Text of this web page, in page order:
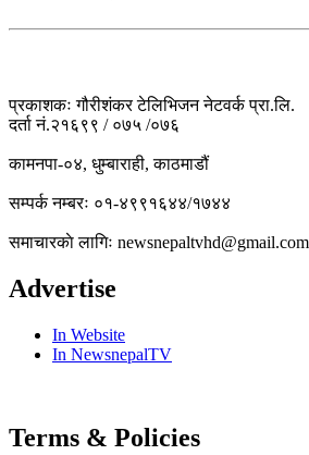
प्रकाशकः गौरीशंकर टेलिभिजन नेटवर्क प्रा.लि.
दर्ता नं.२१६९९ / ०७५ /०७६
कामनपा-०४, धुम्बाराही, काठमाडौं
सम्पर्क नम्बरः ०१-४९९१६४४/१७४४
समाचारकाे लागिः newsnepaltvhd@gmail.com
Advertise
In Website
In NewsnepalTV
Terms & Policies